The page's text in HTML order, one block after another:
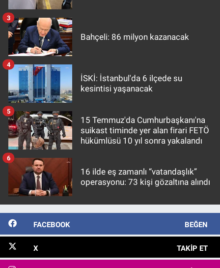
Bahçeli: 86 milyon kazanacak
3
İSKİ: İstanbul'da 6 ilçede su
kesintisi yaşanacak
4
15 Temmuz'da Cumhurbaşkanı'na
suikast timinde yer alan firari FETÖ
hükümlüsü 10 yıl sonra yakalandı
5
16 ilde eş zamanlı “vatandaşlık”
operasyonu: 73 kişi gözaltına alındı
6
FACEBOOK BEĞEN
X TAKIP ET